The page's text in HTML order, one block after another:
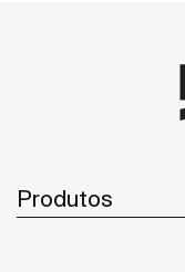
representa um
tecnologias da Roca
resultaram em
Produtos